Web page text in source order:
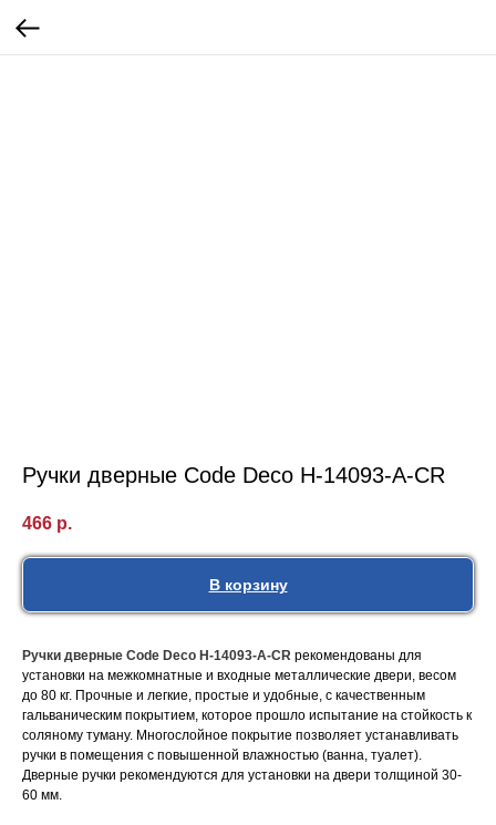
Ручки дверные Code Deco H-14093-A-CR
466 р.
В корзину
Ручки дверные Code Deco H-14093-A-CR рекомендованы для
установки на межкомнатные и входные металлические двери, весом
до 80 кг. Прочные и легкие, простые и удобные, с качественным
гальваническим покрытием, которое прошло испытание на стойкость к
соляному туману. Многослойное покрытие позволяет устанавливать
ручки в помещения с повышенной влажностью (ванна, туалет).
Дверные ручки рекомендуются для установки на двери толщиной 30-
60 мм.